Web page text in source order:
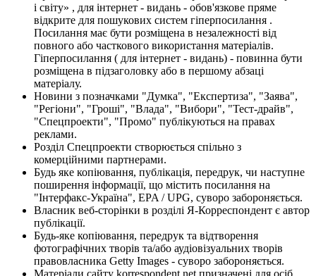
і світу» , для інтернет - видань - обов'язкове пряме
відкрите для пошукових систем гіперпосилання .
Посилання має бути розміщена в незалежності від
повного або часткового використання матеріалів.
Гіперпосилання ( для інтернет - видань) - повинна бути
розміщена в підзаголовку або в першому абзаці
матеріалу.
Новини з позначками "Думка", "Експертиза", "Заява",
"Регіони", "Гроші", "Влада", "Вибори", "Тест-драйв",
"Спецпроекти", "Промо" публікуються на правах
реклами.
Розділ Спецпроекти створюється спільно з
комерційними партнерами.
Будь яке копіювання, публікація, передрук, чи наступне
поширення інформації, що містить посилання на
"Інтерфакс-Україна", EPA / UPG, суворо забороняється.
Власник веб-сторінки в розділі Я-Корреспондент є автор
публікації.
Будь-яке копіювання, передрук та відтворення
фотографічних творів та/або аудіовізуальних творів
правовласника Getty Images - суворо забороняється.
Матеріали сайту korrespondent.net призначені для осіб